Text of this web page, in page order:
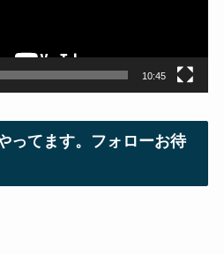
10:45
てます。フォローお待